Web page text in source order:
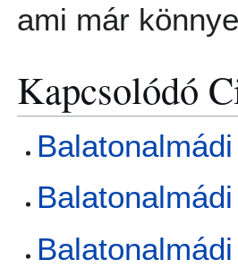
ami már
Kapcsolódó